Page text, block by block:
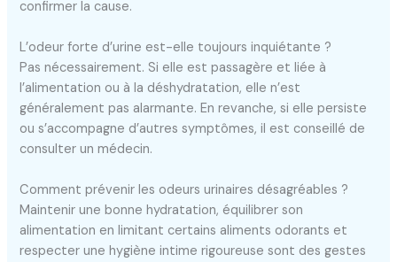
confirmer la cause.
L’odeur forte d’urine est-elle toujours inquiétante ?
Pas nécessairement. Si elle est passagère et liée à
l’alimentation ou à la déshydratation, elle n’est
généralement pas alarmante. En revanche, si elle persiste
ou s’accompagne d’autres symptômes, il est conseillé de
consulter un médecin.
Comment prévenir les odeurs urinaires désagréables ?
Maintenir une bonne hydratation, équilibrer son
alimentation en limitant certains aliments odorants et
respecter une hygiène intime rigoureuse sont des gestes